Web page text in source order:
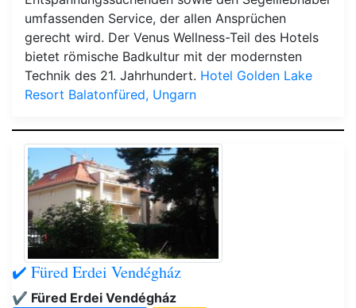
umfassenden Service, der allen Ansprüchen
gerecht wird. Der Venus Wellness-Teil des Hotels
bietet römische Badkultur mit der modernsten
Technik des 21. Jahrhundert. Hotel Golden Lake
Resort Balatonfüred, Ungarn
✔️ Füred Erdei Vendégház
✔️ Füred Erdei Vendégház